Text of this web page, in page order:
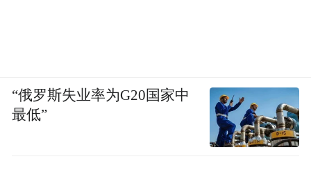
“俄罗斯失业率为G20国家中
最低”